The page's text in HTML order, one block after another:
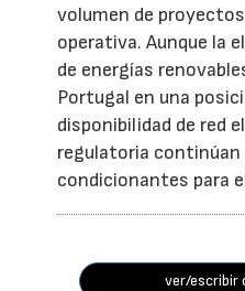
volumen de
operativa. Aunque la
de energías
Portugal en una
disponibilidad de red
regulatoria continúan
condicionantes para
ver/escribir